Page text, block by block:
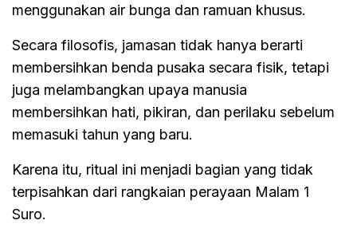
menggunakan air bunga dan ramuan khusus.
Secara filosofis, jamasan tidak hanya berarti
membersihkan benda pusaka secara fisik, tetapi
juga melambangkan upaya manusia
membersihkan hati, pikiran, dan perilaku sebelum
memasuki tahun yang baru.
Karena itu, ritual ini menjadi bagian yang tidak
terpisahkan dari rangkaian perayaan Malam 1
Suro.